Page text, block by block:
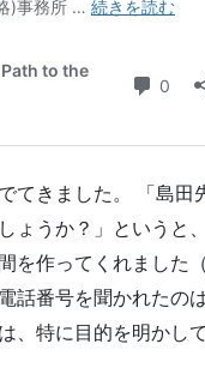
てきました。 「島田
ょうか？」というと
を作ってくれました
話番号を聞かれたの
、特に目的を明かし